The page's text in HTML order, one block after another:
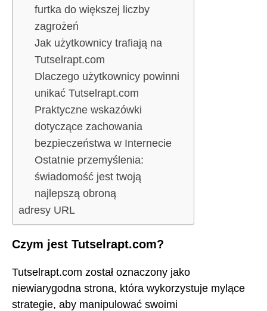
furtka do większej liczby
zagrożeń
Jak użytkownicy trafiają na
Tutselrapt.com
Dlaczego użytkownicy powinni
unikać Tutselrapt.com
Praktyczne wskazówki
dotyczące zachowania
bezpieczeństwa w Internecie
Ostatnie przemyślenia:
świadomość jest twoją
najlepszą obroną
adresy URL
Czym jest Tutselrapt.com?
Tutselrapt.com został oznaczony jako
niewiarygodna strona, która wykorzystuje mylące
strategie, aby manipulować swoimi